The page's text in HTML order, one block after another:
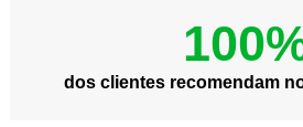
dos clientes recomendam